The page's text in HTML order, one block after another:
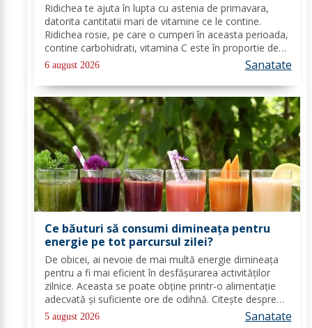
Ridichea te ajuta în lupta cu astenia de primavara,
datorita cantitatii mari de vitamine ce le contine.
Ridichea rosie, pe care o cumperi în aceasta perioada,
contine carbohidrati, vitamina C este în proportie de
25%, vitamina B, acid folic, potasiu, magneziu si multe
alte componente ce-ti sunt de...
6 august 2026 Sanatate
Ce băuturi să consumi dimineața pentru
energie pe tot parcursul zilei?
De obicei, ai nevoie de mai multă energie dimineața
pentru a fi mai eficient în desfășurarea activităților
zilnice. Aceasta se poate obține printr-o alimentație
adecvată și suficiente ore de odihnă. Citește despre
băuturile care pot oferi energie dimineața. În general,
oamenii aleg să bea cafea...
5 august 2026 Sanatate